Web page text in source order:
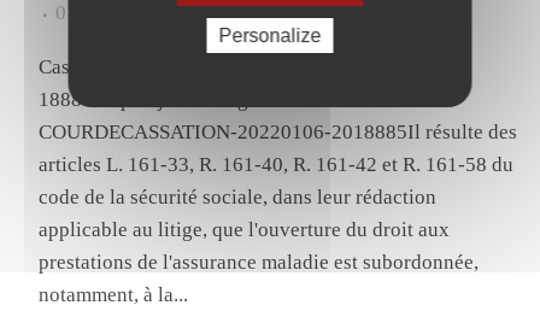
0 Share
Cass., Civ., 2ème, 6 janvier 2022, n°20-
18885.https://juricaf.org/arret/FRANCE-
COURDECASSATION-20220106-2018885Il résulte des
articles L. 161-33, R. 161-40, R. 161-42 et R. 161-58 du
code de la sécurité sociale, dans leur rédaction
applicable au litige, que l'ouverture du droit aux
prestations de l'assurance maladie est subordonnée,
notamment, à la...
Personalize